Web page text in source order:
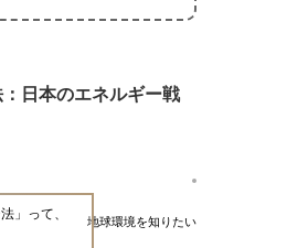
日本のエネルギー戦
地球環境を知りたい
」って、